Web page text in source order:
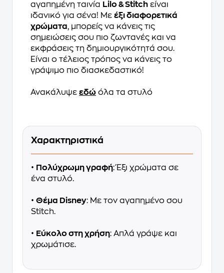
αγαπημένη ταινία Lilo & Stitch είναι
ιδανικό για σένα! Με έξι διαφορετικά
χρώματα, μπορείς να κάνεις τις
σημειώσεις σου πιο ζωντανές και να
εκφράσεις τη δημιουργικότητά σου.
Είναι ο τέλειος τρόπος να κάνεις το
γράψιμο πιο διασκεδαστικό!
Ανακάλυψε εδώ όλα τα στυλό
Χαρακτηριστικά
• Πολύχρωμη γραφή: Έξι χρώματα σε
ένα στυλό.
• Θέμα Disney: Με τον αγαπημένο σου
Stitch.
• Εύκολο στη χρήση: Απλά γράψε και
χρωμάτισε.